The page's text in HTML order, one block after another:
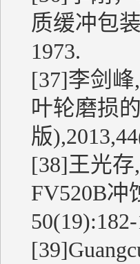
质缓冲包
1973.
[37]李剑
叶轮磨损
版
[38]王光
FV520B冲